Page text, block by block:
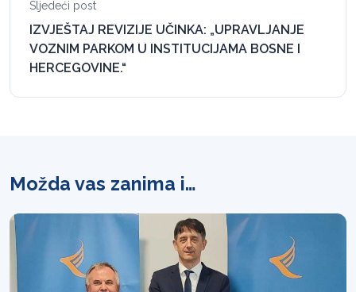
Sljedeći post
IZVJEŠTAJ REVIZIJE UČINKA: „UPRAVLJANJE
VOZNIM PARKOM U INSTITUCIJAMA BOSNE I
HERCEGOVINE.“
Možda vas zanima i…